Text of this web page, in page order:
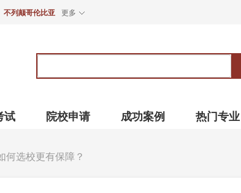
不列颠哥伦比亚 更多
关
试 院校申请 成功案例 热门专业
选校更有保障？